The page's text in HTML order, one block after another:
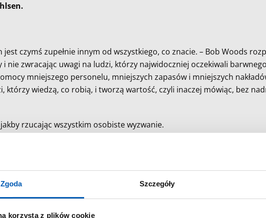
Zgoda Szczegóły
korzysta z plików cookie
czymś zupełnie innym od wszystkiego, co znacie. – Bob Woods
nie zwracając uwagi na ludzi, którzy najwidoczniej oczekiwali
mniejszego personelu, mniejszych zapasów i mniejszych
którzy wiedzą, co robią, i tworzą wartość, czyli inaczej mówiąc, bez
rzucając wszystkim osobiste wyzwanie.
Phil poprosił mnie, żebym opowiedział wam o zarządzaniu
ponieważ albo przyswajacie sobie te zasady w działaniu, albo
jakie przeczytałem. Ponadczasowa historia o ludziach takich jak my i
and Head of Group Operational Excellence Program, The Bahlsen